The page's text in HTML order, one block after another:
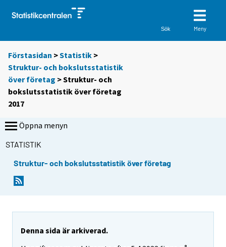
Sök Meny
Förstasidan >Statistik >
Struktur- och bokslutsstatistik
över företag > Struktur- och
bokslutsstatistik över företag
2017
Öppna menyn
STATISTIK
Struktur- och bokslutsstatistik över företag
Denna sida är arkiverad.